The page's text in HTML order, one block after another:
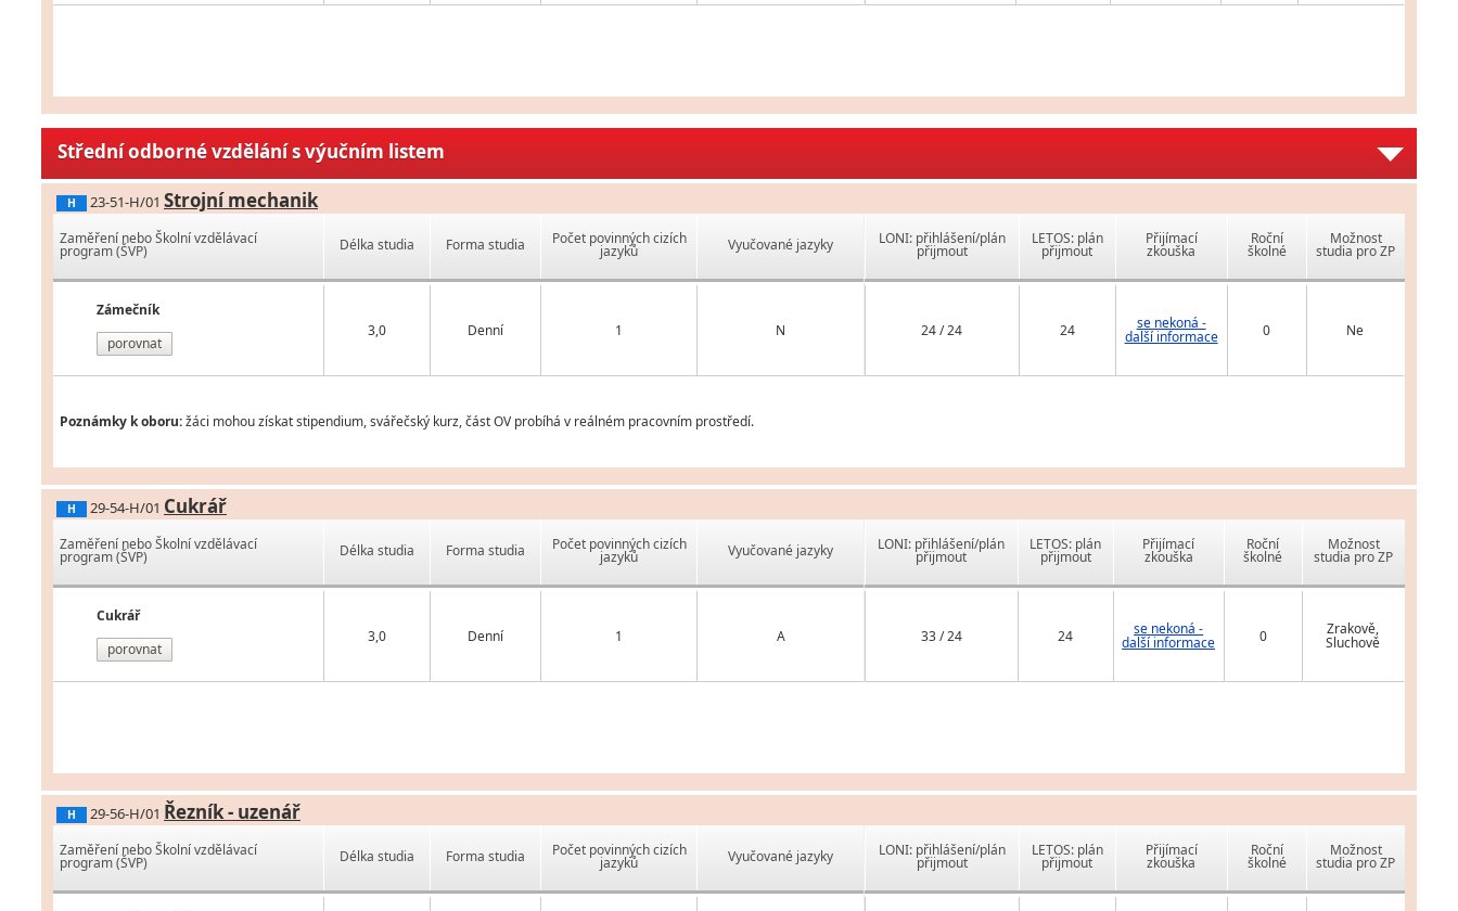
Střední odborné vzdělání s výučním listem
H 23-51-H/01 Strojní mechanik
Zaměření nebo Školní vzdělávací
program (ŠVP)
Zámečník
porovnat
Délka studia Forma studia Počet povinných cizích
jazyků Vyučované jazyky
3,0 Denní 1 N
LONI: přihlášení/plán
přijmout
LETOS: plán
přijmout
Přijímací
zkouška
Roční
školné
Možnost
studia pro ZP
24 / 24 24 se nekoná -
další informace 0 Ne
Poznámky k oboru:žáci mohou získat stipendium, svářečský kurz, část OV probíhá v reálném pracovním prostředí.
H 29-54-H/01 Cukrář
Zaměření nebo Školní vzdělávací
program (ŠVP)
Cukrář
porovnat
Délka studia Forma studia Počet povinných cizích
jazyků Vyučované jazyky
3,0 Denní 1 A
LONI: přihlášení/plán
přijmout
LETOS: plán
přijmout
Přijímací
zkouška
Roční
školné
Možnost
studia pro ZP
33 / 24 24 se nekoná -
další informace 0 Zrakově,
Sluchově
H 29-56-H/01 Řezník - uzenář
Zaměření nebo Školní vzdělávací
program (ŠVP) Délka studia Forma studia Počet povinných cizích
jazyků Vyučované jazyky LONI: přihlášení/plán
přijmout
LETOS: plán
přijmout
Přijímací
zkouška
Roční
školné
Možnost
studia pro ZP